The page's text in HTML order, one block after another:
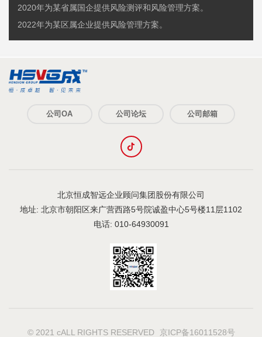
2020年为某省属国企提供风险测评和风险管理方案。
2022年为某区属企业提供风险管理方案。
公司OA 公司论坛 公司邮箱
北京恒成智远企业顾问集团股份有限公司
地址: 北京市朝阳区来广营西路5号院诚盈中心5号楼11层1102
电话: 010-64930091
© 2021 cALL RIGHTS RESERVED 京ICP备16011528号